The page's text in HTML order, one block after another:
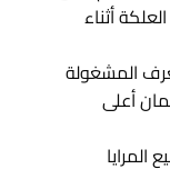
أثناء
المشغولة
أعلى
المرايا